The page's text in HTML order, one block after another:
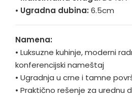
• Ugradna dubina: 6.5cm
Namena:
• Luksuzne kuhinje, moderni
konferencijski nameštaj
• Ugradnja u crne i tamne
• Praktično rešenje za urednu